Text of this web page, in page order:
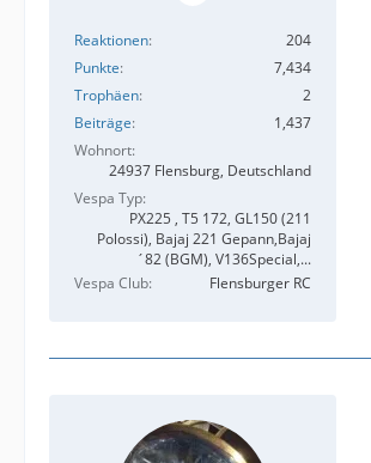
Reaktionen
204
Punkte
7,434
Trophäen
2
Beiträge
1,437
Wohnort
24937 Flensburg, Deutschland
Vespa Typ
PX225 , T5 172, GL150 (211
Polossi), Bajaj 221 Gepann,Bajaj
´82 (BGM), V136Special,...
Vespa Club
Flensburger RC